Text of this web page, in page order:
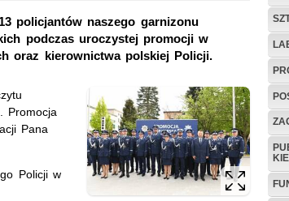
policjantów naszego garnizonu
podczas uroczystej promocji w
oraz kierownictwa polskiej Policji.
Promocja
Pana
Policji w